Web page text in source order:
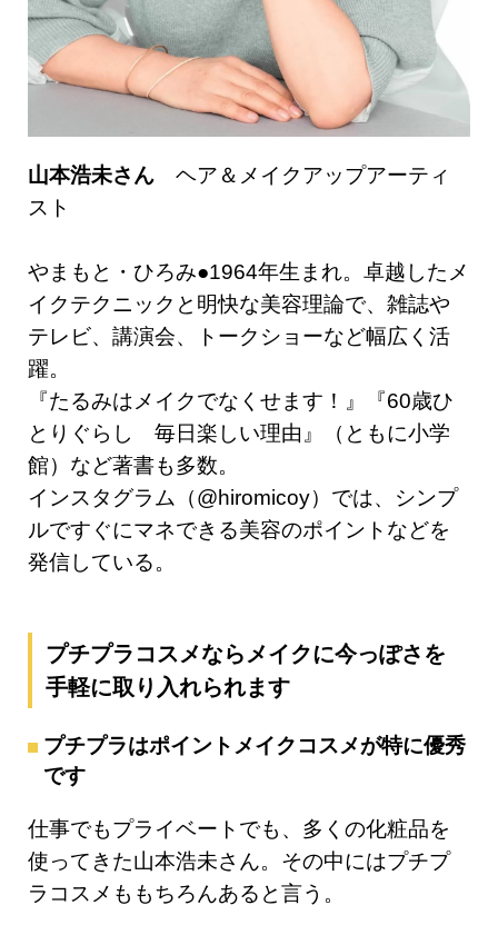
山本浩未さん ヘア＆メイクアップアーティ
スト
やまもと・ひろみ●1964年生まれ。卓越したメ
イクテクニックと明快な美容理論で、雑誌や
テレビ、講演会、トークショーなど幅広く活
躍。
『たるみはメイクでなくせます！』『60歳ひ
とりぐらし 毎日楽しい理由』（ともに小学
館）など著書も多数。
インスタグラム（@hiromicoy）では、シンプ
ルですぐにマネできる美容のポイントなどを
発信している。
プチプラコスメならメイクに今っぽさを
手軽に取り入れられます
プチプラはポイントメイクコスメが特に優秀
です
仕事でもプライベートでも、多くの化粧品を
使ってきた山本浩未さん。その中にはプチプ
ラコスメももちろんあると言う。